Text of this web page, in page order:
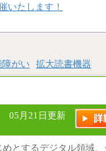
いたします！
障がい 拡大読書機器
05月21日更新
とするデジタル領域、